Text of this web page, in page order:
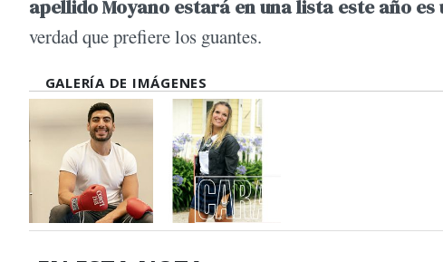
apellido Moyano estará en una lista este año
verdad que prefiere los guantes.
GALERÍA DE IMÁGENES